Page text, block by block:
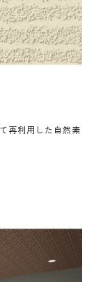
再利用した自然素